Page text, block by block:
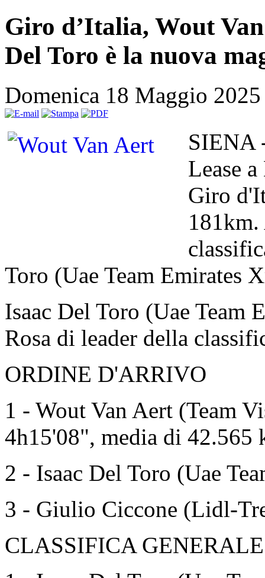
Giro d’Italia, Wout
Del Toro è la nuova
Domenica 18 Maggio
SIENA
Lease
Giro
181km.
Toro (Uae Team Emirates
Isaac Del Toro (Uae Team
Rosa di leader della
ORDINE D'ARRIVO
1 - Wout Van Aert (Team
4h15'08", media di 42.565
2 - Isaac Del Toro (Uae
3 - Giulio Ciccone (Lidl-
CLASSIFICA GENERALE